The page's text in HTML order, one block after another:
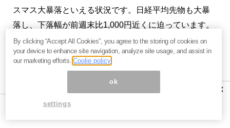
スマス大暴落といえる状況です。日経平均先物も大暴
落し、下落幅が前週末比1,000円近くに迫っています。
（『「ニューヨーク１本勝負、きょうのニュースはコ
レ！」連動メルマガ』児島康孝）
「ニューヨーク1本勝負、きょうのニュ
ースはコレ！」連動メルマガ』好評配信中。ご興味を
お持ちの方はぜひこの機会にバックナンバー含め
分すべて無料のお試し購読をどうぞ。
×
By clicking “Accept All Cookies”, you agree to the storing of cookies on
your device to enhance site navigation, analyze site usage, and assist in
our marketing efforts.Coolie policy
ok
settings